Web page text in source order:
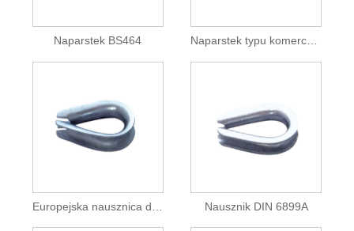
Naparstek BS464
Nausznik DIN 6899A